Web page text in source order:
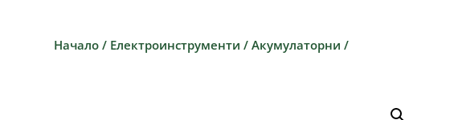
Начало / Електроинструменти /Акумулаторни /